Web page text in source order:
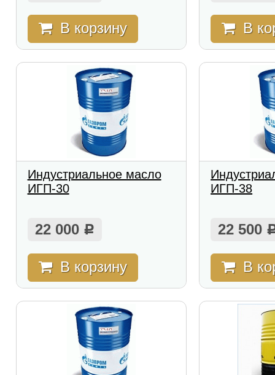
В корзину В
Индустриальное масло
ИГП-30
22 000 Р
В корзину
ИГП-38
22 500
В